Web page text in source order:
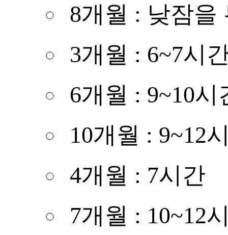
8개월 : 낮잠을
3개월 : 6~7시
6개월 : 9~10시
10개월 : 9~12
4개월 : 7시간
7개월 : 10~12